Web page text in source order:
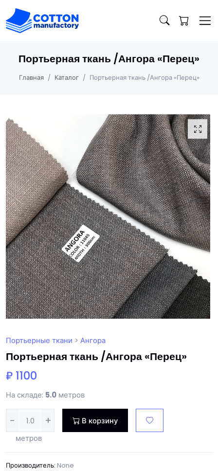
Портьерная ткань /Ангора «Перец»
Главная Каталог Портьерная ткань /Ангора «Перец»
Портьерные ткани > Ангора
Портьерная ткань /Ангора «Перец»
₽ 1100
На складе: 5.0 метров
- +
В корзину
метров
Производитель: None